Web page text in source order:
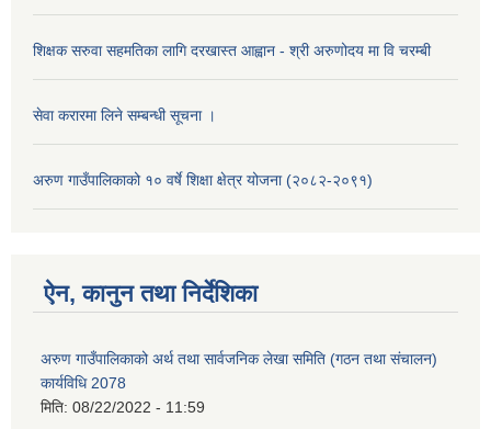
शिक्षक सरुवा सहमतिका लागि दरखास्त आह्वान - श्री अरुणोदय मा वि चरम्बी
सेवा करारमा लिने सम्बन्धी सूचना ।
अरुण गाउँपालिकाको १० वर्षे शिक्षा क्षेत्र योजना (२०८२-२०९१)
ऐन, कानुन तथा निर्देशिका
अरुण गाउँपालिकाको अर्थ तथा सार्वजनिक लेखा समिति (गठन तथा संचालन)
कार्यविधि 2078
मिति: 08/22/2022 - 11:59